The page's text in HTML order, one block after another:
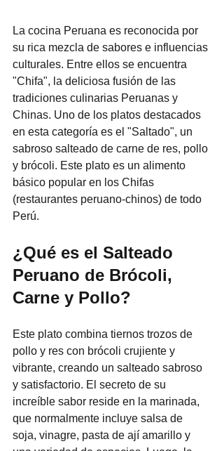
La cocina Peruana es reconocida por
su rica mezcla de sabores e influencias
culturales. Entre ellos se encuentra
"Chifa", la deliciosa fusión de las
tradiciones culinarias Peruanas y
Chinas. Uno de los platos destacados
en esta categoría es el "Saltado", un
sabroso salteado de carne de res, pollo
y brócoli. Este plato es un alimento
básico popular en los Chifas
(restaurantes peruano-chinos) de todo
Perú.
¿Qué es el Salteado
Peruano de Brócoli,
Carne y Pollo?
Este plato combina tiernos trozos de
pollo y res con brócoli crujiente y
vibrante, creando un salteado sabroso
y satisfactorio. El secreto de su
increíble sabor reside en la marinada,
que normalmente incluye salsa de
soja, vinagre, pasta de ají amarillo y